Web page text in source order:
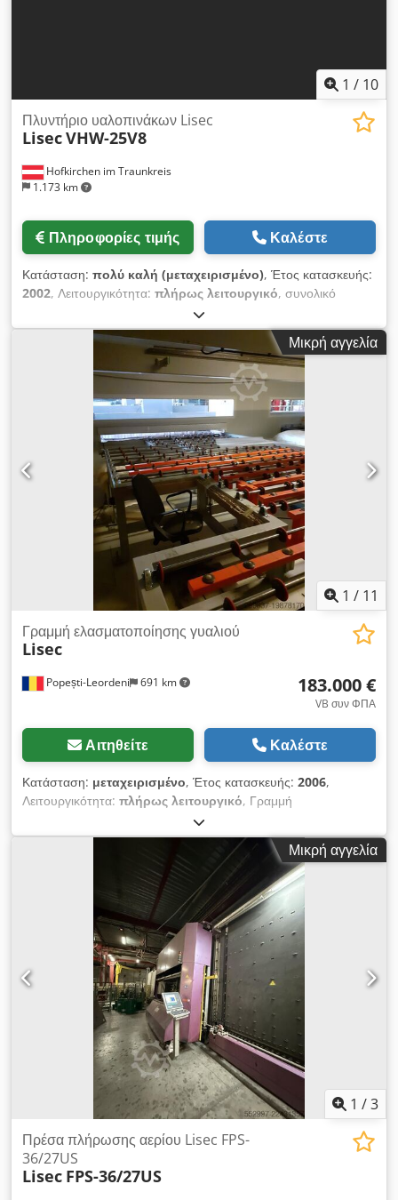
1 / 10
Hofkirchen im Traunkreis
1.173 km
Πλυντήριο υαλοπινάκων Lisec
LisecVHW-25V8
Πληροφορίες τιμής Καλέστε
Κατάσταση: πολύ καλή (μεταχειρισμένο), Έτος κατασκευής:
2002, Λειτουργικότητα: πλήρως λειτουργικό, συνολικό
, συνολικό πλάτος:
3.500 χιλ., ύψος εργασίας:520 χιλ., τάση εισόδου:400 V,
6.000 κιλ, είδος εισερχόμενου ρεύματος:
, ισχύς: 60 kW (81,58 ίππους), Μηχανή
πλυσίματος γυαλιού Lisec, μοντέλο VHW-25V8, κατασκευής
2002, με φορά περιστροφής αριστερά/δεξιά, με 8 βούρτσες για
γυαλί χαμηλής εκπομπής, συμπεριλαμβανομένων των
ακόλουθων εξαρτημάτων: - Εισαγωγικός ιμάντας (3,3 μέτρα)
του κατασκευαστή MBR (Maschinenbau Radovanovic) -
Μηχανή πλυσίματος γυαλιού VHW-25V8 - Εξαγωγικός ιμάντας
(4,4 μέτρα), κατασκευαστής MBR - 2 δεξαμενές θερμού νερού -
2 φίλτρα άμμου - 1 ανεμιστήρας Dsdezq S A Nspfx Agtock Η
μηχανή βρίσκεται σε άριστη λειτουργική κατάσταση και θα είναι
διαθέσιμη στο τρέχον σημείο στην Γερμανία από τα τέλη
Μικρή αγγελία
1 / 11
Popești-Leordeni 691 km
Γραμμή ελασματοποίησης γυαλιού
Lisec
183.000 €
VB συν ΦΠΑ
Αιτηθείτε Καλέστε
Κατάσταση: μεταχειρισμένο, Έτος κατασκευής: 2006,
Λειτουργικότητα: πλήρως λειτουργικό, Γραμμή
πλαστικοποίησης Lisec με αυτόκλειστο Scholz και συμπιεστή
Kaeser. Η γραμμή είναι αποσυναρμολογημένη, αλλά πλήρως
λειτουργική. Οι φωτογραφίες δείχνουν τόσο την περίοδο που
ήταν σε λειτουργία όσο και τα αποσυναρμολογημένα
εξαρτήματα στη σημερινή τους κατάσταση. Dodpfxsw Tyk Ij
Μικρή αγγελία
1 /3
Πρέσα πλήρωσης αερίου Lisec FPS-
36/27US
Lisec FPS-36/27US